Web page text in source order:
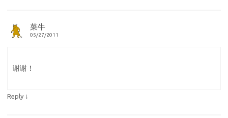
菜牛
05/27/2011
谢谢！
Reply ↓